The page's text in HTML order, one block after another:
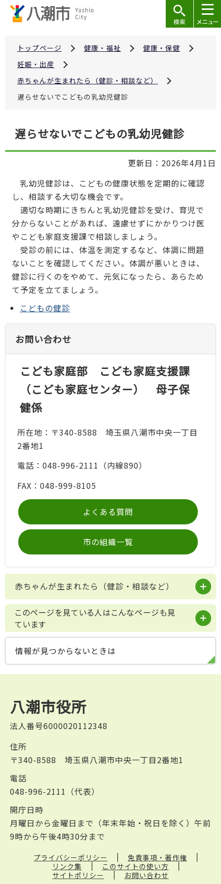
トップページ 健康・福祉
健康・保健
妊娠・出産
赤ちゃんが生まれたら（健診・相談など）
遅らせないでこどもの乳幼児健診
こ
遅らせないでこどもの乳幼児健診
更新日：2026年4月1日
乳幼児健診は、こどもの健康状態を定期的に確認
し、相談する大切な機会です。
適切な時期にきちんと乳幼児健診を受け、育児で
分からないことがあれば、遠慮せずにかかりつけ医
やこども家庭支援課で相談しましょう。
受診の前には、体温を測定するなど、体調に問題
ないことを確認してください。体調が悪いときは、
健診に行くのをやめて、元気になったら、あらため
て予定を立てましょう。
こどもの健診
お問い合わせ
こども家庭部 こども家庭支援課
（こども家庭センター） 母子保
健係
所在地：〒340-8588 埼玉県八潮市中央一丁目
2番地1
電話：048-996-2111（内線890）
FAX：048-999-8105
よくある質問
市の組織一覧
赤ちゃんが生まれたら（健診・相談など）
このページを見ている人はこんなページも見
ています
情報が見つからないときは
八潮市役所
法人番号6000020112348
住所
〒340-8588 埼玉県八潮市中央一丁目2番地1
電話
048-996-2111（代表）
開庁日時
月曜日から金曜日まで（年末年始・祝日を除く）午前
9時から午後4時30分まで
プライバシーポリシー
免責事項・著作権
リンク集
このサイトの使い方
サイトポリシー
お問い合わせ